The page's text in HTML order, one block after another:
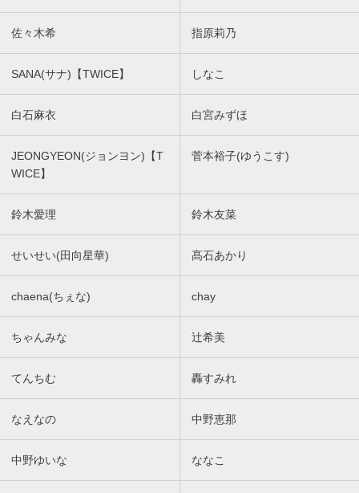
佐々木希 指原莉乃
SANA(サナ)【TWICE】 しなこ
白石麻衣 白宮みずほ
JEONGYEON(ジョンヨン)【T
WICE】
菅本裕子(ゆうこす)
鈴木愛理 鈴木友菜
せいせい(田向星華) 髙石あかり
chaena(ちぇな) chay
ちゃんみな 辻希美
てんちむ 轟すみれ
なえなの 中野恵那
中野ゆいな ななこ